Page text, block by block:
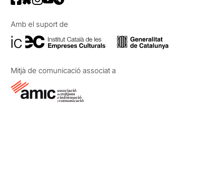
Amb el suport de
Mitjà de comunicació associat a